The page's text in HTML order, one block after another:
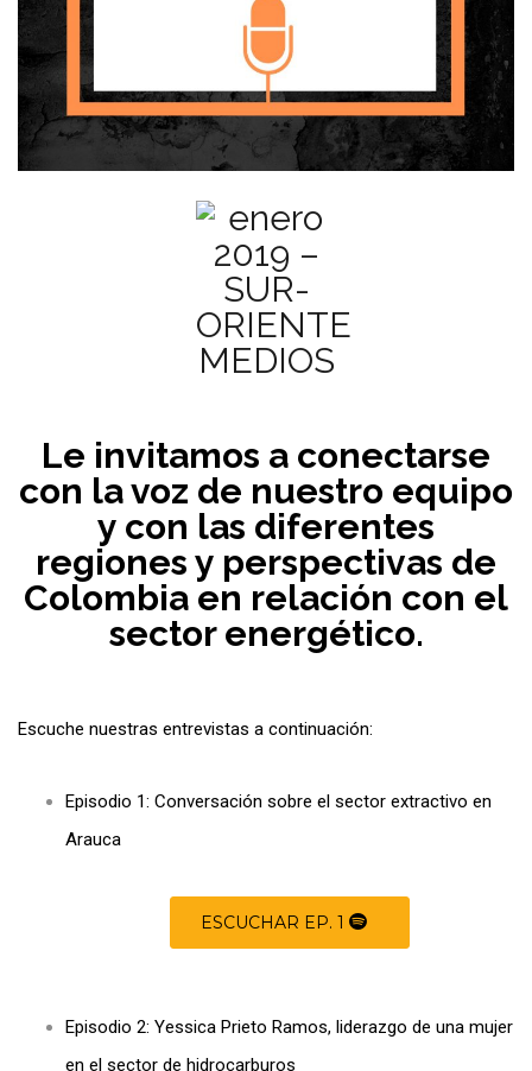
Le invitamos a conectarse
con la voz de nuestro equipo
y con las diferentes
regiones y perspectivas de
Colombia en relación con el
sector energético.
Escuche nuestras entrevistas a continuación:
Episodio 1: Conversación sobre el sector extractivo en
Arauca
ESCUCHAR EP. 1
Episodio 2: Yessica Prieto Ramos, liderazgo de una mujer
en el sector de hidrocarburos